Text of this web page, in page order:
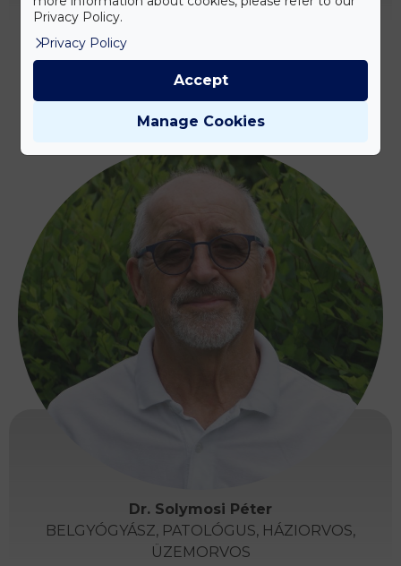
GYÁSZ- ÉS ALTERNATÍV TERAPEUTA
TOVÁBB OLVASOM
Dr. Solymosi Péter
BELGYÓGYÁSZ, PATOLÓGUS, HÁZIORVOS,
ÜZEMORVOS
Privacy Policy.
Privacy Policy
Manage Cookies
Accept